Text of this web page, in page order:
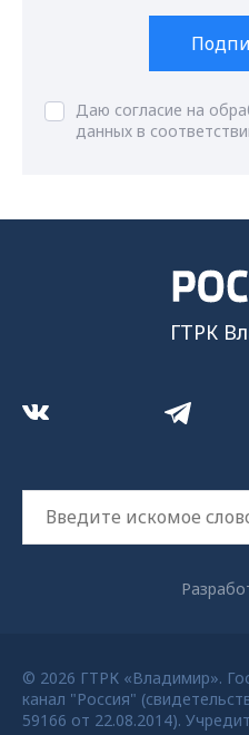
Даю согласие на
данных в
ГТРК
© 2026 ГТРК «Владимир».
канал "Россия"
59166 от 22.08.2014).